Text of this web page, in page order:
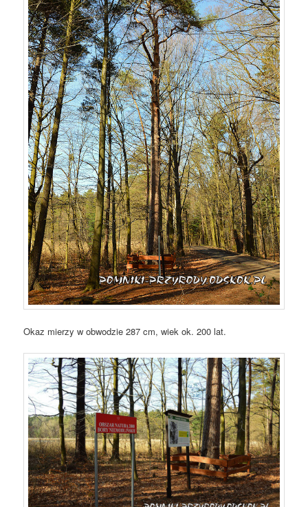
Okaz mierzy w obwodzie 287 cm, wiek ok. 200 lat.